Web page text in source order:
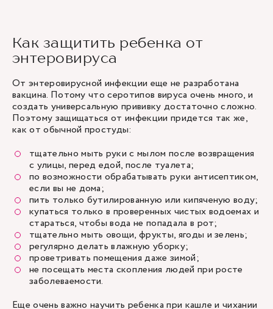
Как защитить ребенка от
энтеровируса
От энтеровирусной инфекции еще не разработана
вакцина. Потому что серотипов вируса очень много, и
создать универсальную прививку достаточно сложно.
Поэтому защищаться от инфекции придется так же,
как от обычной простуды:
тщательно мыть руки с мылом после возвращения
с улицы, перед едой, после туалета;
по возможности обрабатывать руки антисептиком,
если вы не дома;
пить только бутилированную или кипяченую воду;
купаться только в проверенных чистых водоемах и
стараться, чтобы вода не попадала в рот;
тщательно мыть овощи, фрукты, ягоды и зелень;
регулярно делать влажную уборку;
проветривать помещения даже зимой;
не посещать места скопления людей при росте
заболеваемости.
Еще очень важно научить ребенка при кашле и чихании